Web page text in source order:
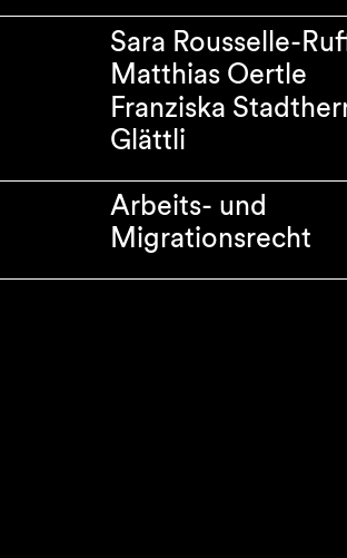
Sara Rousselle-
Matthias Oertle
Franziska
Glättli
Arbeits- und
Migrationsrecht